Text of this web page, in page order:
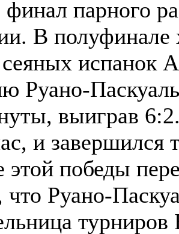
парного
В полуфинале
испанок
Руано-
выиграв
и
этой победы
что Руано-